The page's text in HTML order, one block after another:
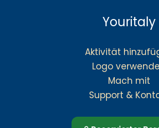
Youritaly
Aktivität
Logo
Mach mit
Support &